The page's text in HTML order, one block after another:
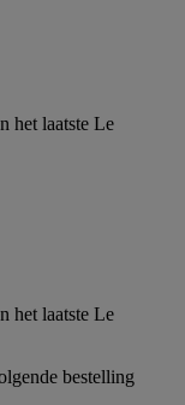
het laatste Le
het laatste Le
bestelling